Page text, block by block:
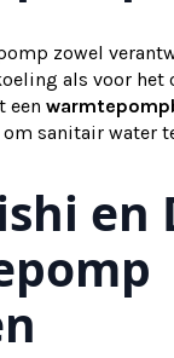
zowel
als voor het
een
sanitair water
en